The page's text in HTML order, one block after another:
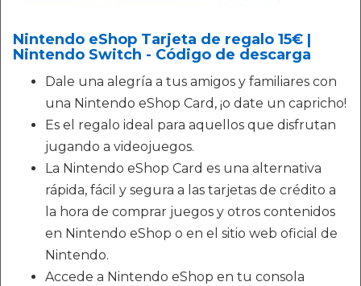
Nintendo eShop Tarjeta de regalo 15€ |
Nintendo Switch - Código de descarga
Dale una alegría a tus amigos y familiares con
una Nintendo eShop Card, ¡o date un capricho!
Es el regalo ideal para aquellos que disfrutan
jugando a videojuegos.
La Nintendo eShop Card es una alternativa
rápida, fácil y segura a las tarjetas de crédito a
la hora de comprar juegos y otros contenidos
en Nintendo eShop o en el sitio web oficial de
Nintendo.
Accede a Nintendo eShop en tu consola